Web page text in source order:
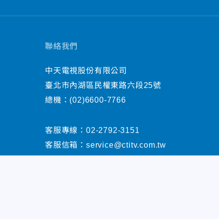
聯絡我們
中天電視股份有限公司
臺北市內湖區民權東路六段25號
總機： (02)6600-7766
客服專線： 02-2792-3151
客服信箱： service@ctitv.com.tw